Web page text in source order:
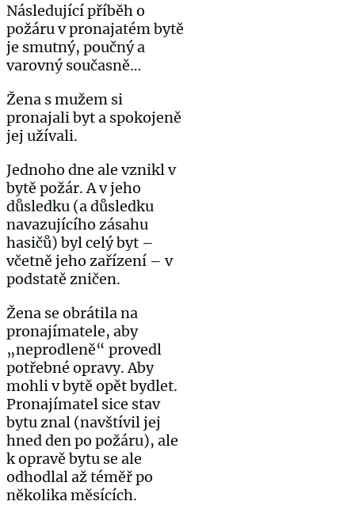
Následující příběh o
požáru v pronajatém bytě
je smutný, poučný a
varovný současně…
Žena s mužem si
pronajali byt a spokojeně
jej užívali.
Jednoho dne ale vznikl v
bytě požár. A v jeho
důsledku (a důsledku
navazujícího zásahu
hasičů) byl celý byt –
včetně jeho zařízení – v
podstatě zničen.
Žena se obrátila na
pronajímatele, aby
„neprodleně“ provedl
potřebné opravy. Aby
mohli v bytě opět bydlet.
Pronajímatel sice stav
bytu znal (navštívil jej
hned den po požáru), ale
k opravě bytu se ale
odhodlal až téměř po
několika měsících.